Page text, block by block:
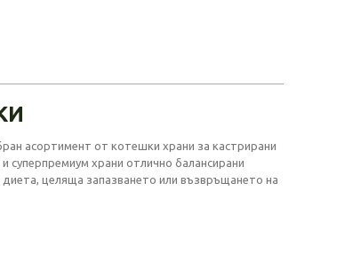
асортимент от котешки храни за кастрирани
суперпремиум храни отлично балансирани
целяща запазването или възвръщането на